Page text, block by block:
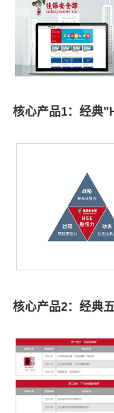
核心产品1：经典
核心产品2： 经典